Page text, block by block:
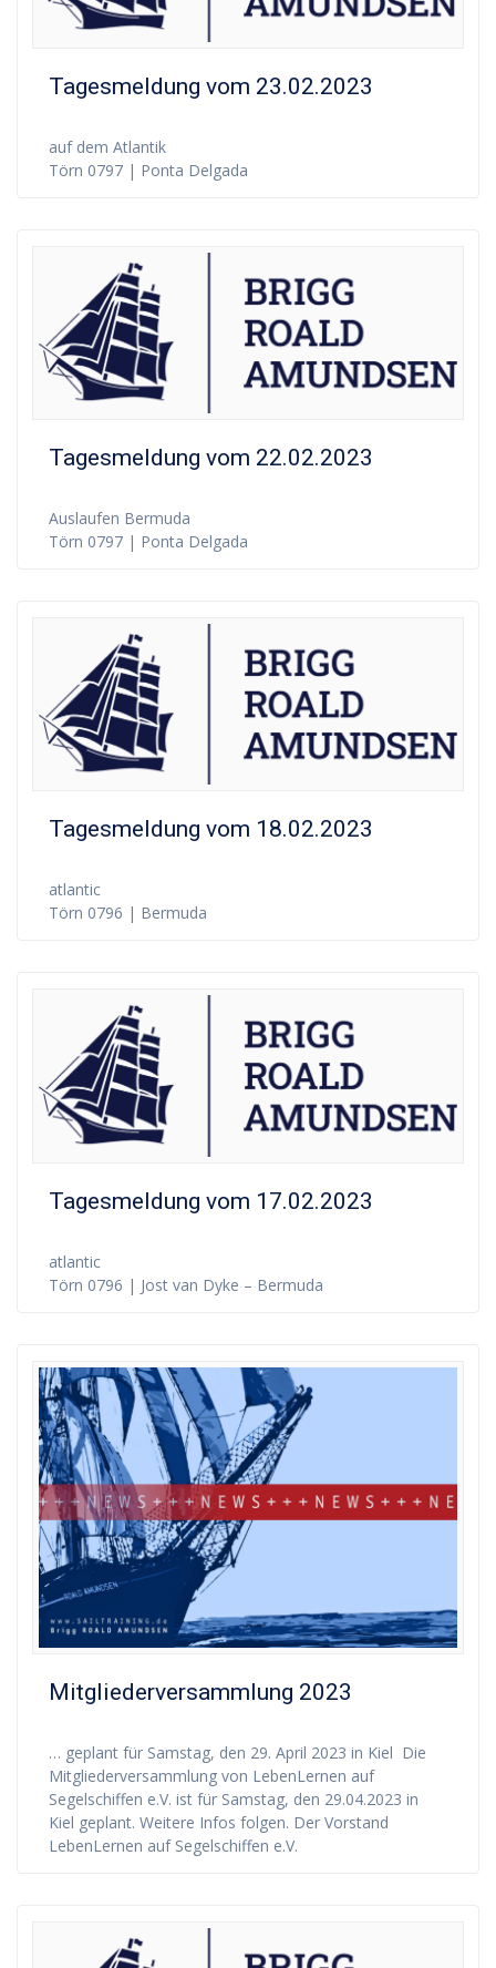
Tagesmeldung vom 23.02.2023
auf dem Atlantik
Törn 0797 | Ponta Delgada
Tagesmeldung vom 22.02.2023
Auslaufen Bermuda
Törn 0797 | Ponta Delgada
Tagesmeldung vom 18.02.2023
atlantic
Törn 0796 | Bermuda
Tagesmeldung vom 17.02.2023
atlantic
Törn 0796 | Jost van Dyke – Bermuda
Mitgliederversammlung 2023
… geplant für Samstag, den 29. April 2023 in Kiel Die
Mitgliederversammlung von LebenLernen auf
Segelschiffen e.V. ist für Samstag, den 29.04.2023 in
Kiel geplant. Weitere Infos folgen. Der Vorstand
LebenLernen auf Segelschiffen e.V.